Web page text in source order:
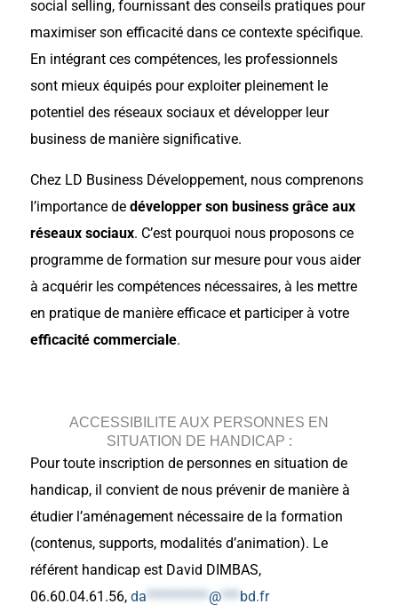
social selling, fournissant des conseils pratiques pour
maximiser son efficacité dans ce contexte spécifique.
En intégrant ces compétences, les professionnels
sont mieux équipés pour exploiter pleinement le
potentiel des réseaux sociaux et développer leur
business de manière significative.
Chez LD Business Développement, nous comprenons
l’importance de développer son business grâce aux
réseaux sociaux. C’est pourquoi nous proposons ce
programme de formation sur mesure pour vous aider
à acquérir les compétences nécessaires, à les mettre
en pratique de manière efficace et participer à votre
efficacité commerciale.
ACCESSIBILITE AUX PERSONNES EN
SITUATION DE HANDICAP :
Pour toute inscription de personnes en situation de
handicap, il convient de nous prévenir de manière à
étudier l’aménagement nécessaire de la formation
(contenus, supports, modalités d’animation). Le
référent handicap est David DIMBAS,
06.60.04.61.56, da ********** @*** bd.fr